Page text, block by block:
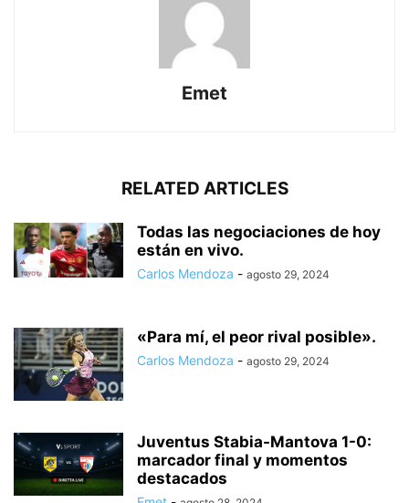
Emet
RELATED ARTICLES
Todas las negociaciones de hoy
están en vivo.
Carlos Mendoza - agosto 29, 2024
«Para mí, el peor rival posible».
Carlos Mendoza - agosto 29, 2024
Juventus Stabia-Mantova 1-0:
marcador final y momentos
destacados